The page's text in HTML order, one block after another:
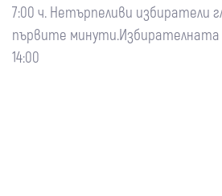
7:00 ч. Нетърпеливи избиратели
първите
14:00